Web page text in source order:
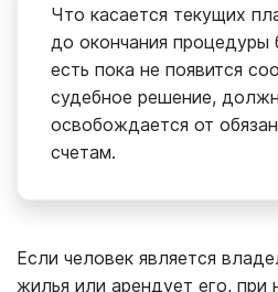
Что касается текущих
до окончания процедуры
есть пока не появится
судебное решение,
освобождается от
счетам.
Если человек является
жилья или арендует его, при